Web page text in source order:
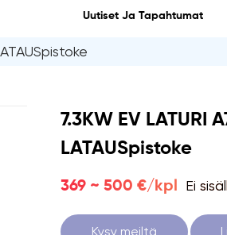
7.3KW EV LATURI
LATAUSpistoke
369 ~ 500 €/kpl Ei
Kysy meiltä